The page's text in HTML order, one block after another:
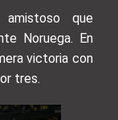
que
Noruega. En
victoria con
tres.